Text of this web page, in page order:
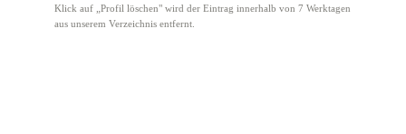
Klick auf „Profil löschen" wird der Eintrag innerhalb von 7 Werktagen
aus unserem Verzeichnis entfernt.